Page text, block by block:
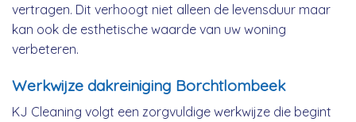
vertragen. Dit verhoogt niet alleen de levensduur maar
kan ook de esthetische waarde van uw woning
verbeteren.
Werkwijze dakreiniging Borchtlombeek
KJ Cleaning volgt een zorgvuldige werkwijze die begint